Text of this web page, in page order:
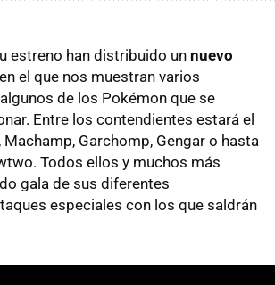
estreno han distribuido unnuevo
el que nos muestran varios
de los Pokémon que se
Entre los contendientes estará el
Garchomp, Gengar o hasta
Todos ellos y muchos más
gala de sus diferentes
especiales con los que saldrán